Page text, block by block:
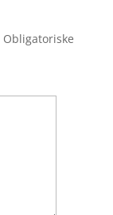
Obligatoriske